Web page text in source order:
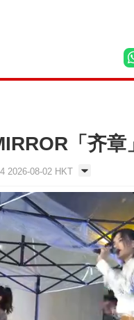
「齐章
2026-08-02 HKT